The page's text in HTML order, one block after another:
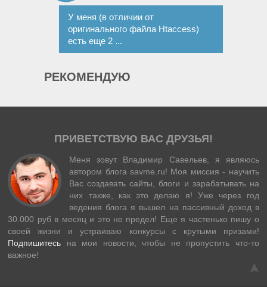
У меня (в отличии от
оригинального файла Htaccess)
есть еще 2 ...
РЕКОМЕНДУЮ
ПРИВЕТСТВУЮ ВАС ДРУЗЬЯ!
Меня зовут Владимир Савельев, я являюсь
автором блога savme.ru! Моя миссия - научить
Вас создавать сайты, блоги и зарабатывать на
них также, как это делаю я! Уже через год
ведения блога я вышел на пассивный доход в
30.000 руб в месяц и это не предел! Еще я частенько пишу о
своей жизни и устраиваю конкурсы с крутыми призами!
Подпишитесь на мои новости, чтобы не пропустить что-то
важное!